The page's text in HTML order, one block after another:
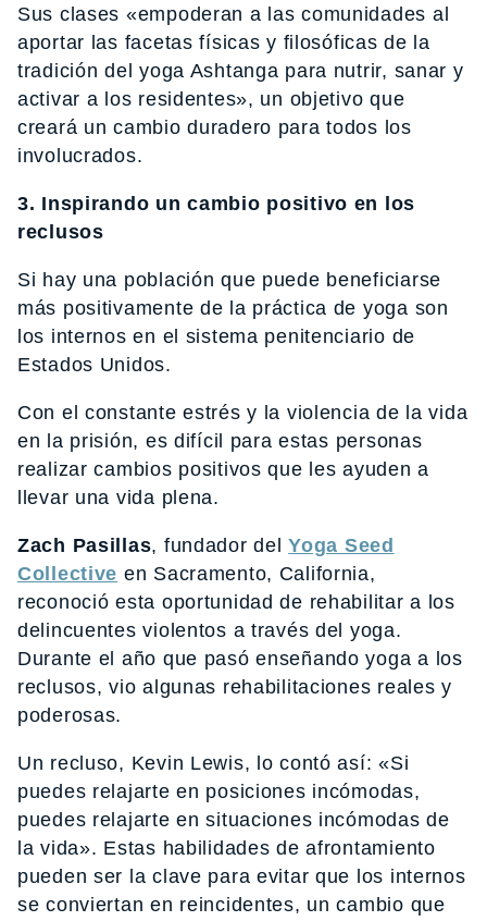
Sus clases «empoderan a las comunidades al
aportar las facetas físicas y filosóficas de la
tradición del yoga Ashtanga para nutrir, sanar y
activar a los residentes», un objetivo que
creará un cambio duradero para todos los
involucrados.
3. Inspirando un cambio positivo en los
reclusos
Si hay una población que puede beneficiarse
más positivamente de la práctica de yoga son
los internos en el sistema penitenciario de
Estados Unidos.
Con el constante estrés y la violencia de la vida
en la prisión, es difícil para estas personas
realizar cambios positivos que les ayuden a
llevar una vida plena.
Zach Pasillas, fundador delYoga Seed
Collective en Sacramento, California,
reconoció esta oportunidad de rehabilitar a los
delincuentes violentos a través del yoga.
Durante el año que pasó enseñando yoga a los
reclusos, vio algunas rehabilitaciones reales y
poderosas.
Un recluso, Kevin Lewis, lo contó así: «Si
puedes relajarte en posiciones incómodas,
puedes relajarte en situaciones incómodas de
la vida». Estas habilidades de afrontamiento
pueden ser la clave para evitar que los internos
se conviertan en reincidentes, un cambio que